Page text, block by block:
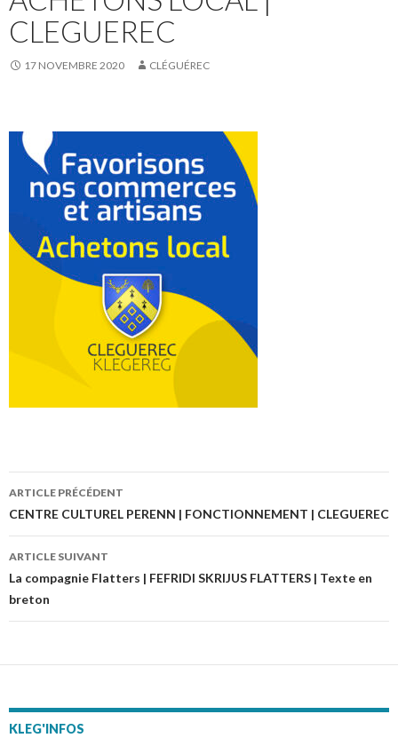
CLEGUEREC
17 NOVEMBRE 2020 CLÉGUÉREC
Navigation
des
articles
ARTICLE PRÉCÉDENT
CENTRE CULTUREL PERENN | FONCTIONNEMENT | CLEGUEREC
ARTICLE SUIVANT
La compagnie Flatters | FEFRIDI SKRIJUS FLATTERS | Texte en
breton
KLEG'INFOS